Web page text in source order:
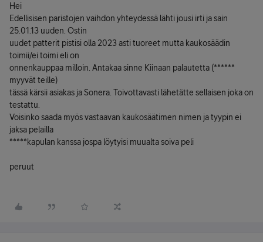
Hei
Edellisisen paristojen vaihdon yhteydessä lähti jousi irti ja sain
25.01.13 uuden. Ostin
uudet patterit pistisi olla 2023 asti tuoreet mutta kaukosäädin
toimii/ei toimi eli on
onnenkauppaa milloin. Antakaa sinne Kiinaan palautetta (******
myyvät teille)
tässä kärsii asiakas ja Sonera. Toivottavasti lähetätte sellaisen joka on
testattu.
Voisinko saada myös vastaavan kaukosäätimen nimen ja tyypin ei
jaksa pelailla
*****kapulan kanssa jospa löytyisi muualta soiva peli
peruut